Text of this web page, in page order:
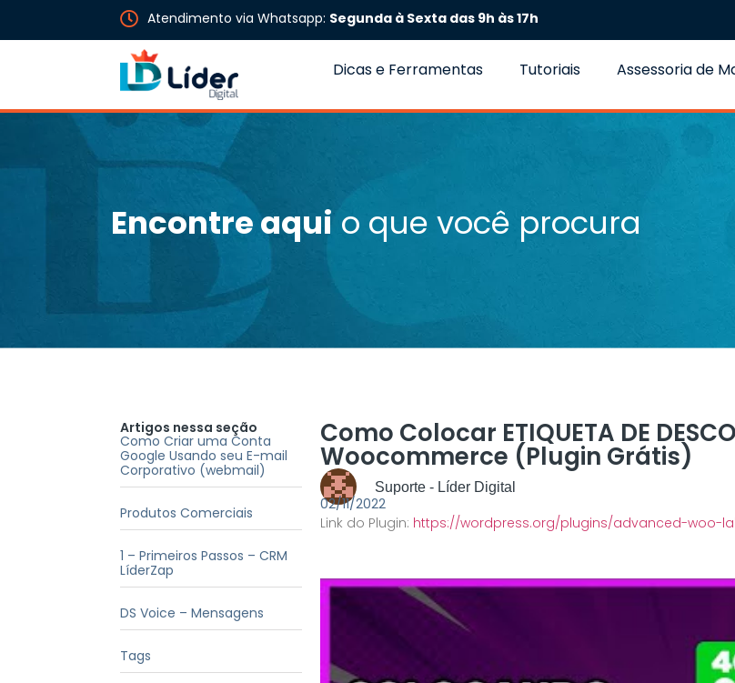
Atendimento via Whatsapp: Segunda à Sexta das 9h às 17h
Dicas e Ferramentas Tutoriais Assessoria de
Encontre aquio que você procura
Artigos nessa seção
Como Criar uma Conta
Google Usando seu E-mail
Corporativo (webmail)
Produtos Comerciais
1 – Primeiros Passos – CRM
LíderZap
DS Voice – Mensagens
Tags
Como Colocar ETIQUETA DE
Woocommerce (Plugin Grátis)
Suporte - Líder Digital
02/11/2022
Link do Plugin: https://wordpress.org/plugins/advanced-woo-